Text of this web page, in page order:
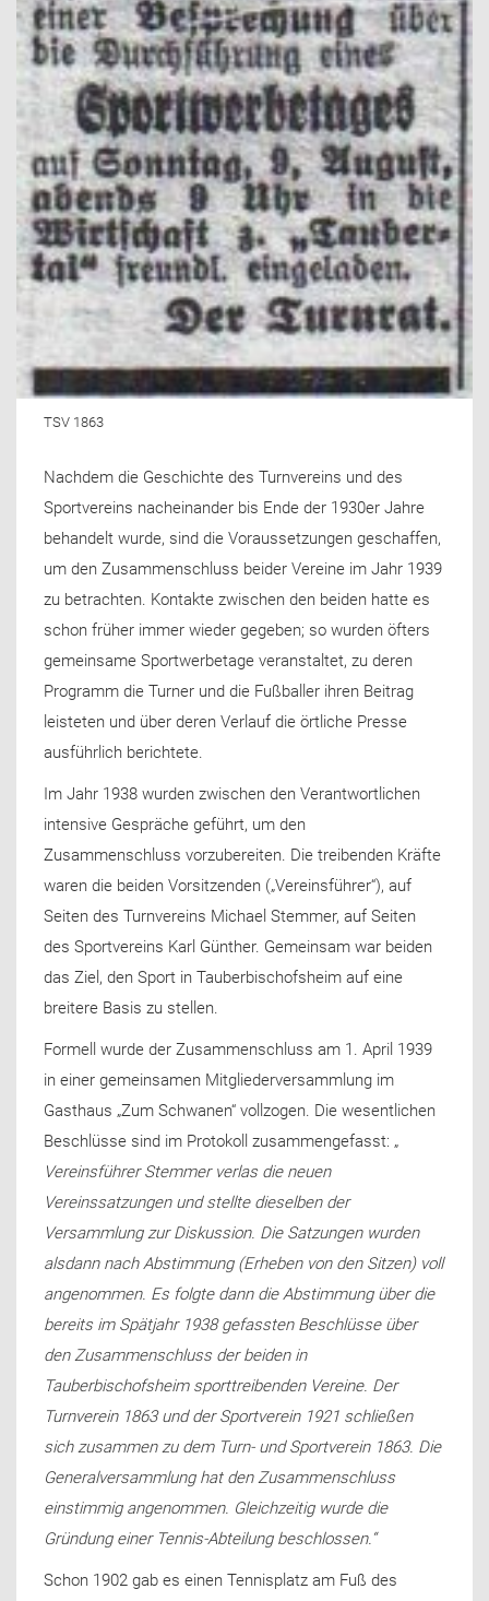
TSV 1863
Nachdem die Geschichte des Turnvereins und des
Sportvereins nacheinander bis Ende der 1930er Jahre
behandelt wurde, sind die Voraussetzungen geschaffen,
um den Zusammenschluss beider Vereine im Jahr 1939
zu betrachten. Kontakte zwischen den beiden hatte es
schon früher immer wieder gegeben; so wurden öfters
gemeinsame Sportwerbetage veranstaltet, zu deren
Programm die Turner und die Fußballer ihren Beitrag
leisteten und über deren Verlauf die örtliche Presse
ausführlich berichtete.
Im Jahr 1938 wurden zwischen den Verantwortlichen
intensive Gespräche geführt, um den
Zusammenschluss vorzubereiten. Die treibenden Kräfte
waren die beiden Vorsitzenden („Vereinsführer“), auf
Seiten des Turnvereins Michael Stemmer, auf Seiten
des Sportvereins Karl Günther. Gemeinsam war beiden
das Ziel, den Sport in Tauberbischofsheim auf eine
breitere Basis zu stellen.
Formell wurde der Zusammenschluss am 1. April 1939
in einer gemeinsamen Mitgliederversammlung im
Gasthaus „Zum Schwanen“ vollzogen. Die wesentlichen
Beschlüsse sind im Protokoll zusammengefasst: „
Vereinsführer Stemmer verlas die neuen
Vereinssatzungen und stellte dieselben der
Versammlung zur Diskussion. Die Satzungen wurden
alsdann nach Abstimmung (Erheben von den Sitzen) voll
angenommen. Es folgte dann die Abstimmung über die
bereits im Spätjahr 1938 gefassten Beschlüsse über
den Zusammenschluss der beiden in
Tauberbischofsheim sporttreibenden Vereine. Der
Turnverein 1863 und der Sportverein 1921 schließen
sich zusammen zu dem Turn- und Sportverein 1863. Die
Generalversammlung hat den Zusammenschluss
einstimmig angenommen. Gleichzeitig wurde die
Gründung einer Tennis-Abteilung beschlossen.“
Schon 1902 gab es einen Tennisplatz am Fuß des